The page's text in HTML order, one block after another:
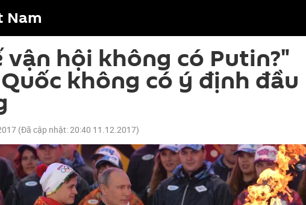
Nam
vận hội không có Putin?"
không có ý định đầu
(Đã cập nhật:20:40 11.12.2017)